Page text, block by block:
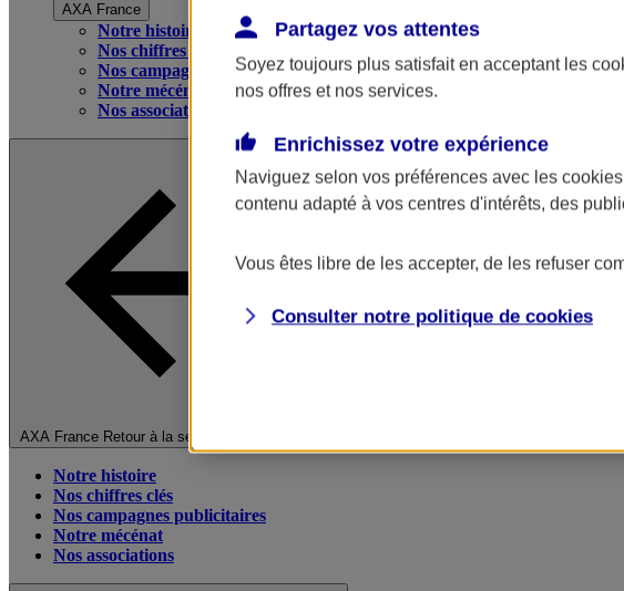
AXA France
Notre histoire
Nos chiffres clés
Nos campagnes publicitaires
Notre mécénat
Nos associations
AXA France Retour à la section précédente
Notre histoire
Nos chiffres clés
Nos campagnes publicitaires
Notre mécénat
Nos associations
Partagez vos attentes
Soyez toujours plus satisfait en acceptant les
nos offres et nos services.
Enrichissez votre expérience
Naviguez selon vos préférences avec les
contenu adapté à vos centres d'intérêts, des
Vous êtes libre de les accepter, de les refuser
Consulter notre politique de cookies